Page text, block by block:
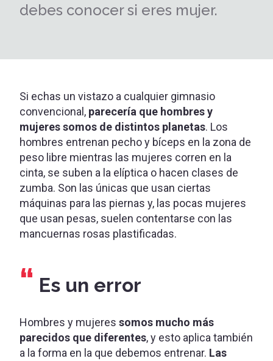
debes conocer si eres mujer.
Si echas un vistazo a cualquier gimnasio
convencional, parecería que hombres y
mujeres somos de distintos planetas. Los
hombres entrenan pecho y bíceps en la zona de
peso libre mientras las mujeres corren en la
cinta, se suben a la elíptica o hacen clases de
zumba. Son las únicas que usan ciertas
máquinas para las piernas y, las pocas mujeres
que usan pesas, suelen contentarse con las
mancuernas rosas plastificadas.
Es un error
Hombres y mujeres somos mucho más
parecidos que diferentes, y esto aplica también
a la forma en la que debemos entrenar. Las